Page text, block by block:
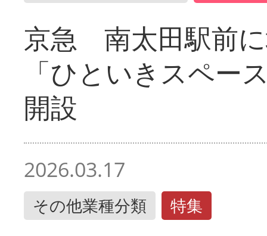
京急 南太田駅前
「ひといきスペー
開設
2026.03.17
その他業種分類 特集